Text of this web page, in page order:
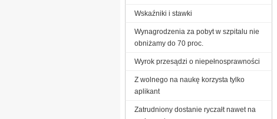
Wskaźniki i stawki
Wynagrodzenia za pobyt w szpitalu nie
obniżamy do 70 proc.
Wyrok przesądzi o niepełnosprawności
Z wolnego na naukę korzysta tylko
aplikant
Zatrudniony dostanie ryczałt nawet na